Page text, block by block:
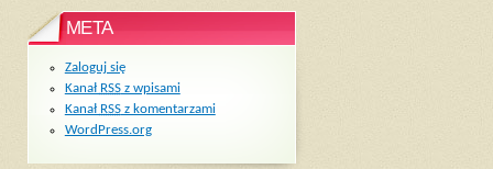
META
Zaloguj się
Kanał RSSz wpisami
Kanał RSSz komentarzami
WordPress.org